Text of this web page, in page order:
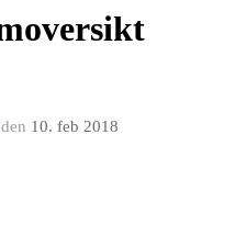
den 10. feb 2018